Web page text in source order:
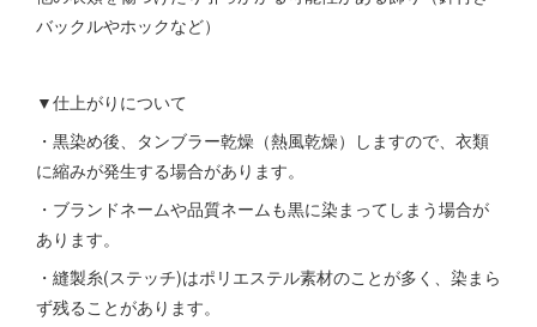
バックルやホックなど）
▼仕上がりについて
・黒染め後、タンブラー乾燥（熱風乾燥）しますので、衣類
に縮みが発生する場合があります。
・ブランドネームや品質ネームも黒に染まってしまう場合が
あります。
・縫製糸(ステッチ)はポリエステル素材のことが多く、染まら
ず残ることがあります。